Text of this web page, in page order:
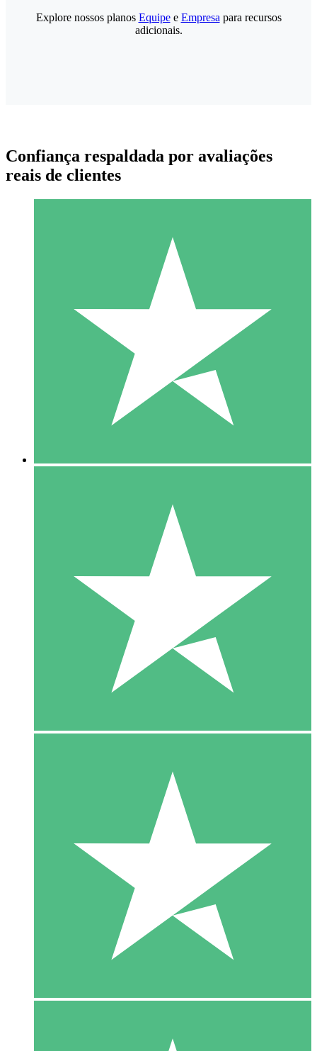
Pacotes de Créditos Individuais
Pague conforme o uso com créditos de download. Sem
1000
10 Downloads
20 00
Explore nossos planos Equipee Empresa para recursos
adicionais.
Confiança respaldada por avaliações
reais de clientes